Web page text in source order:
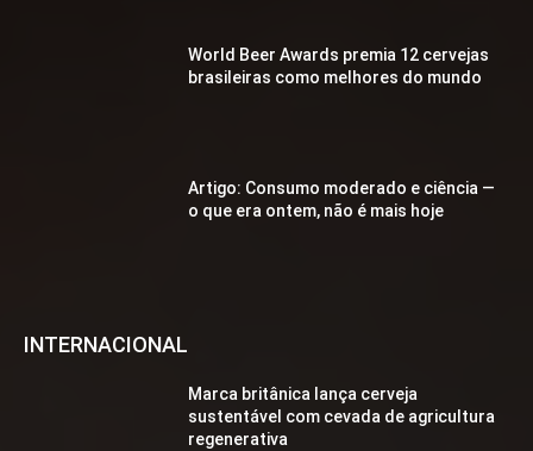
World Beer Awards premia 12 cervejas
brasileiras como melhores do mundo
Artigo: Consumo moderado e ciência —
o que era ontem, não é mais hoje
INTERNACIONAL
Marca britânica lança cerveja
sustentável com cevada de agricultura
regenerativa